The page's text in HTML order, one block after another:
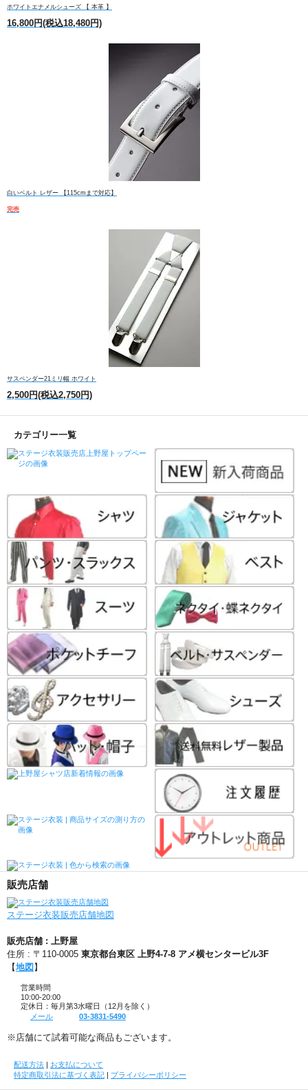
ホワイトエナメルシューズ 【 本革 】
16,800円(税込18,480円)
白いベルト レザー 【115cmまで対応】
完売
サスペンダー21ミリ幅 ホワイト
2,500円(税込2,750円)
カテゴリー一覧
販売店舗
ステージ衣装販売店舗地図
販売店舗 : 上野屋
住所 : 〒110-0005 東京都台東区 上野4-7-8 アメ横センタービル3F
【地図 】
営業時間
10:00-20:00
定休日：毎月第3水曜日（12月を除く）
メール
03-3831-5490
※店舗にて試着可能な商品もございます。
配送方法
お支払について
特定商取引法に基づく表記
プライバシーポリシー